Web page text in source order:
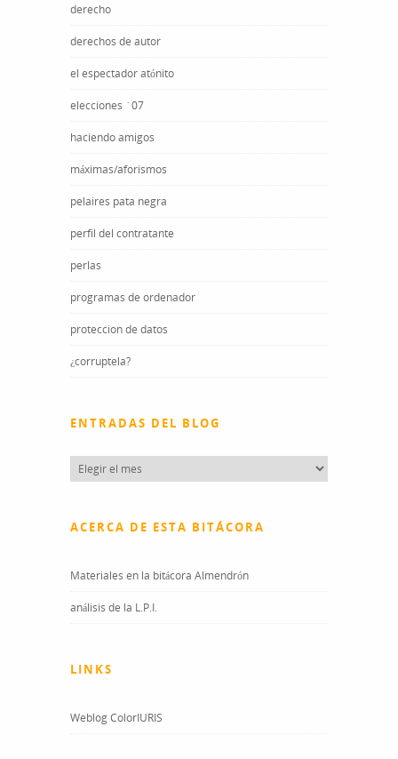
derecho
derechos de autor
el espectador atónito
elecciones ´07
haciendo amigos
máximas/aforismos
pelaires pata negra
perfil del contratante
perlas
programas de ordenador
proteccion de datos
¿corruptela?
ENTRADAS DEL BLOG
Entradas
del
ACERCA DE ESTA BITÁCORA
Materiales en la bitácora Almendrón
análisis de la L.P.I.
LINKS
Weblog ColorIURIS